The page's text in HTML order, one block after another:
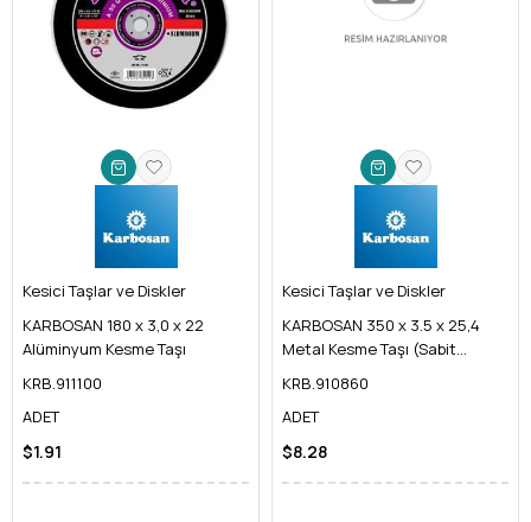
Kesici Taşlar ve Diskler
KARBOSAN 180 x 3,0 x 22
Alüminyum Kesme Taşı
KRB.911100
ADET
$1.91
Kesici Taşlar ve Diskler
KARBOSAN 350 x 3.5 x 25,4
Metal Kesme Taşı (Sabit
KRB.910860
ADET
$8.28